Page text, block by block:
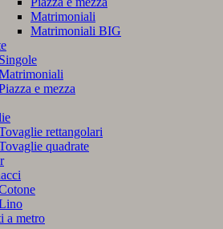
Matrimoniali
Matrimoniali BIG
Singole
e mezza
rettangolari
quadrate
a metro